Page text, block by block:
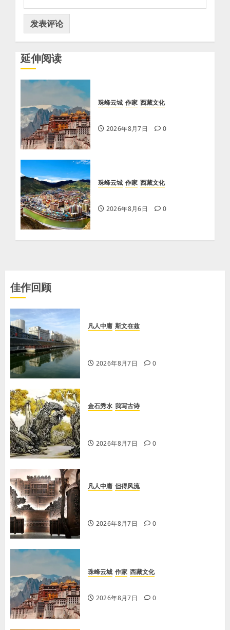
延伸阅读
珠峰云城 作家 西藏文化
2026年8月7日 0
珠峰云城 作家 西藏文化
2026年8月6日 0
佳作回顾
凡人中庸 斯文在兹
2026年8月7日 0
金石秀水 我写古诗
2026年8月7日 0
凡人中庸 但得风流
2026年8月7日 0
珠峰云城 作家 西藏文化
2026年8月7日 0